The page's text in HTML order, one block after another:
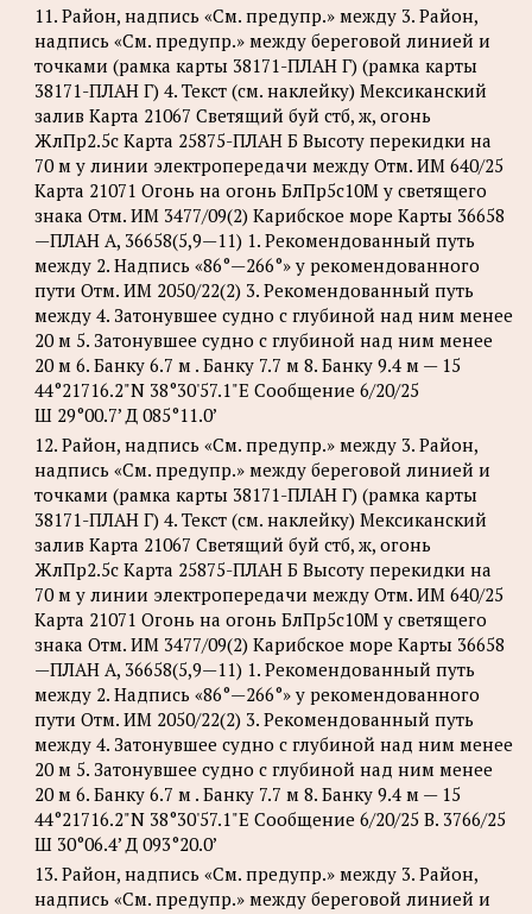
11. Район, надпись «См. предупр.» между 3. Район,
надпись «См. предупр.» между береговой линией и
точками (рамка карты 38171-ПЛАН Г) (рамка карты
38171-ПЛАН Г) 4. Текст (см. наклейку) Мексиканский
залив Карта 21067 Светящий буй стб, ж, огонь
ЖлПр2.5с Карта 25875-ПЛАН Б Высоту перекидки на
70 м у линии электропередачи между Отм. ИМ 640/25
Карта 21071 Огонь на огонь БлПр5с10М у светящего
знака Отм. ИМ 3477/09(2) Карибское море Карты 36658
—ПЛАН А, 36658(5,9—11) 1. Рекомендованный путь
между 2. Надпись «86°—266°» у рекомендованного
пути Отм. ИМ 2050/22(2) 3. Рекомендованный путь
между 4. Затонувшее судно с глубиной над ним менее
20 м 5. Затонувшее судно с глубиной над ним менее
20 м 6. Банку 6.7 м . Банку 7.7 м 8. Банку 9.4 м — 15
44°21716.2"N 38°30'57.1"Е Сообщение 6/20/25
Ш 29°00.7’ Д 085°11.0’
12. Район, надпись «См. предупр.» между 3. Район,
надпись «См. предупр.» между береговой линией и
точками (рамка карты 38171-ПЛАН Г) (рамка карты
38171-ПЛАН Г) 4. Текст (см. наклейку) Мексиканский
залив Карта 21067 Светящий буй стб, ж, огонь
ЖлПр2.5с Карта 25875-ПЛАН Б Высоту перекидки на
70 м у линии электропередачи между Отм. ИМ 640/25
Карта 21071 Огонь на огонь БлПр5с10М у светящего
знака Отм. ИМ 3477/09(2) Карибское море Карты 36658
—ПЛАН А, 36658(5,9—11) 1. Рекомендованный путь
между 2. Надпись «86°—266°» у рекомендованного
пути Отм. ИМ 2050/22(2) 3. Рекомендованный путь
между 4. Затонувшее судно с глубиной над ним менее
20 м 5. Затонувшее судно с глубиной над ним менее
20 м 6. Банку 6.7 м . Банку 7.7 м 8. Банку 9.4 м — 15
44°21716.2"N 38°30'57.1"Е Сообщение 6/20/25 B. 3766/25
Ш 30°06.4’ Д 093°20.0’
13. Район, надпись «См. предупр.» между 3. Район,
надпись «См. предупр.» между береговой линией и